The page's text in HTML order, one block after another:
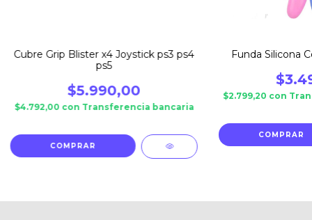
Cubre Grip Blister x4 Joystick ps3 ps4
ps5
$5.990,00
$4.792,00 con Transferencia bancaria
Funda Silicona
$2.799,20 con
COMPRAR